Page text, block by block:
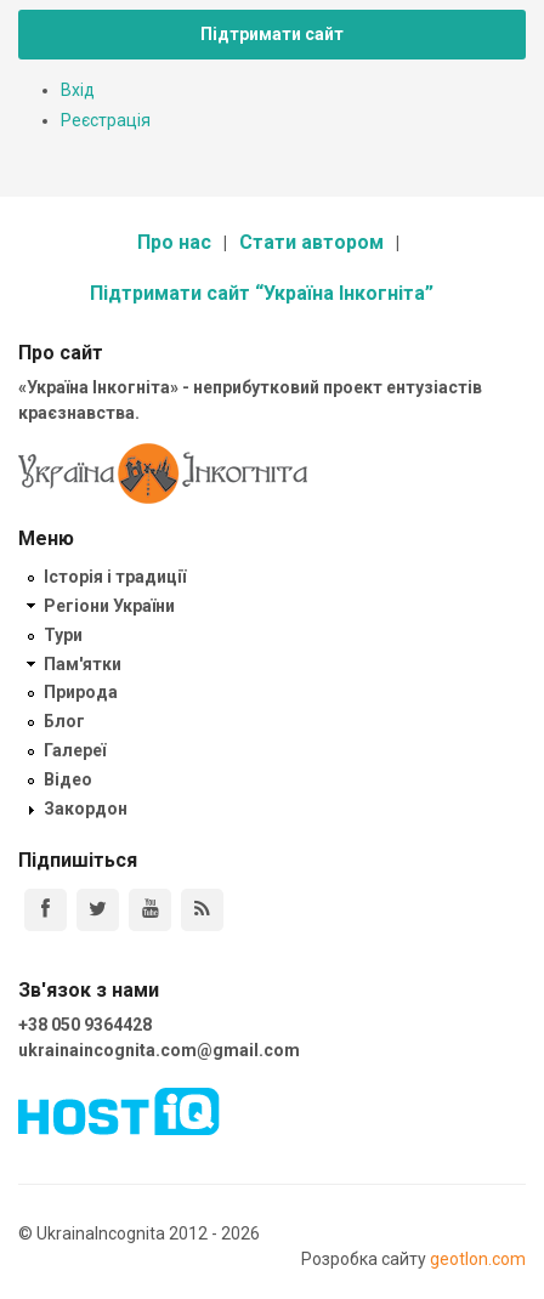
Підтримати сайт
Вхід
Реєстрація
Про нас Стати автором
Підтримати сайт “Україна Інкогніта”
Про сайт
«Україна Інкогніта» - неприбутковий проект ентузіастів
краєзнавства.
Меню
Історія і традиції
Регіони України
Тури
Пам'ятки
Природа
Блог
Галереї
Відео
Закордон
Підпишіться
Зв'язок з нами
+38 050 9364428
ukrainaincognita.com@gmail.com
© UkrainaIncognita 2012 - 2026
Розробка сайтуgeotlon.com